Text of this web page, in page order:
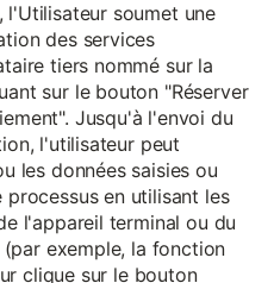
l'Utilisateur soumet une
des services
tiers nommé sur la
sur le bouton "Réserver
Jusqu'à l'envoi du
l'utilisateur peut
les données saisies ou
processus en utilisant les
l'appareil terminal ou du
exemple, la fonction
clique sur le bouton